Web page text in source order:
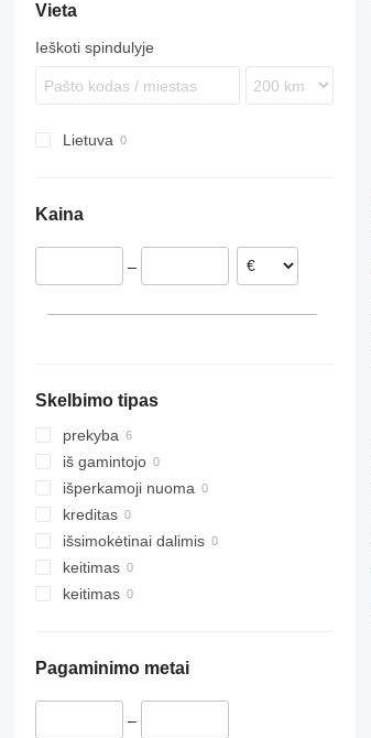
Vieta
Ieškoti spindulyje
Lietuva
Kaina
–
Skelbimo tipas
prekyba
iš gamintojo
išperkamoji nuoma
kreditas
išsimokėtinai dalimis
keitimas
keitimas
Pagaminimo metai
–